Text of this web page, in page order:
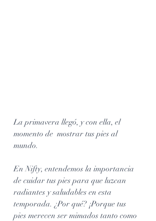
La primavera llegó, y con ella, el
momento de  mostrar tus pies al
mundo.
En Nifty, entendemos la importancia
de cuidar tus pies para que luzcan
radiantes y saludables en esta
temporada. ¿Por qué? ¡Porque tus
pies merecen ser mimados tanto como